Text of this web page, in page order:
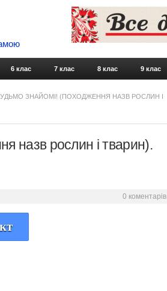
Skip to content
6 клас 7 клас 8 клас 9 клас
ЗНАЙОМІ! (ПОХОДЖЕННЯ НАЗВ РОСЛИН І
назв рослин і тварин).
0 коментарів